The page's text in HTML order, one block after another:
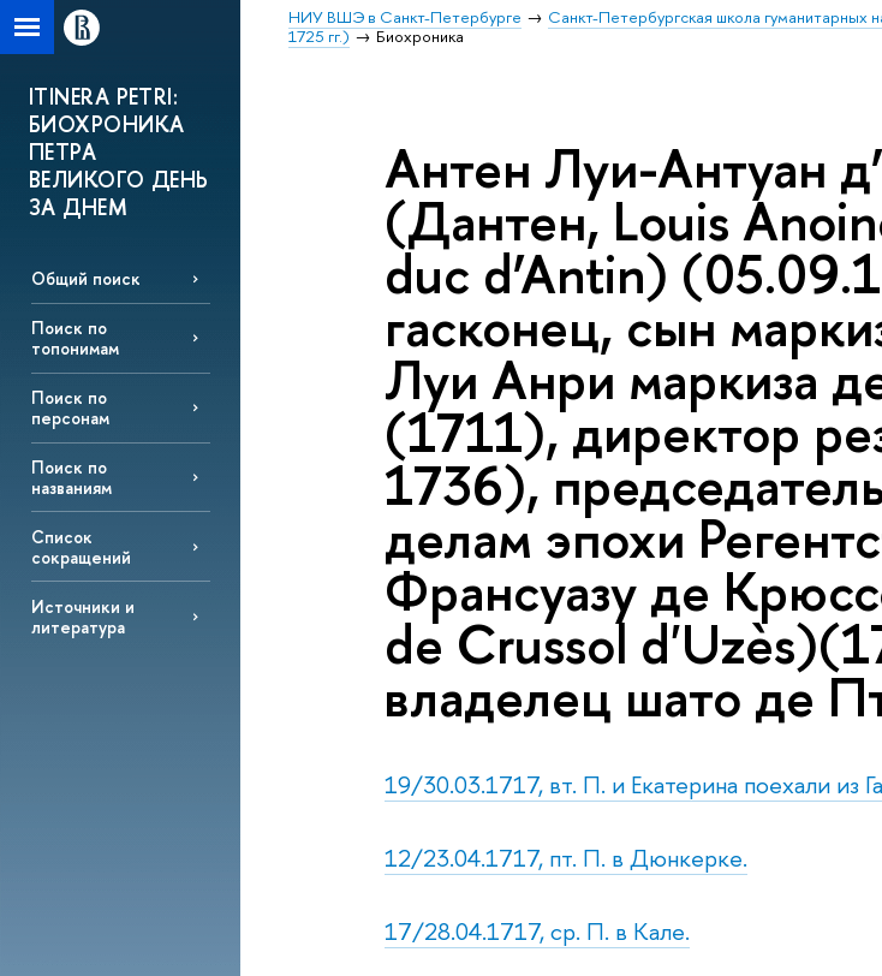
НИУ ВШЭ в Санкт-Петербурге Санкт-Петербургская школа гуманитарных
1725 гг.)
Биохроника
ITINERA PETRI:
БИОХРОНИКА
ПЕТРА
ВЕЛИКОГО ДЕНЬ
ЗА ДНЕМ
Общий поиск
Поиск по
топонимам
Поиск по
персонам
Поиск по
названиям
Список
сокращений
Источники и
литература
Антен Луи-Антуан
(Дантен, Louis
duc d’Antin)
гасконец, сын
Луи Анри маркиза
(1711), директор
1736),
делам эпохи
Франсуазу де
de Crussol
владелец шато де
19/30.03.1717, вт. П. и Екатерина поехали из
12/23.04.1717, пт. П. в Дюнкерке.
17/28.04.1717, ср. П. в Кале.